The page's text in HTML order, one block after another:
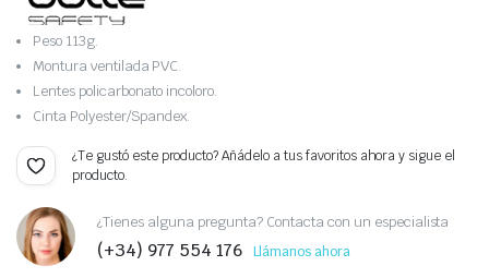
Peso 113g.
Montura ventilada PVC.
Lentes policarbonato incoloro.
Cinta Polyester/Spandex.
¿Te gustó este producto? Añádelo a tus favoritos ahora y sigue el
producto.
¿Tienes alguna pregunta? Contacta con un especialista
(+34) 977 554 176 Llámanos ahora